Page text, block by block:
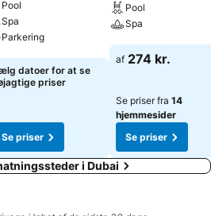
Pool
Spa
Parkering
priser
datoer for at se
priser
Se priser
Pool
Spa
Se priser
af 274 kr.
Se priser fra 14
hjemmesider
Se priser
i Dubai